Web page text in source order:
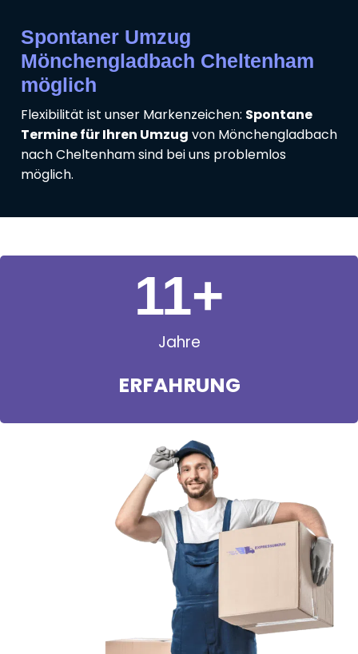
Spontaner Umzug
Mönchengladbach Cheltenham
möglich
Flexibilität ist unser Markenzeichen: Spontane
Termine für Ihren Umzug von Mönchengladbach
nach Cheltenham sind bei uns problemlos
möglich.
Jahre
ERFAHRUNG
11+